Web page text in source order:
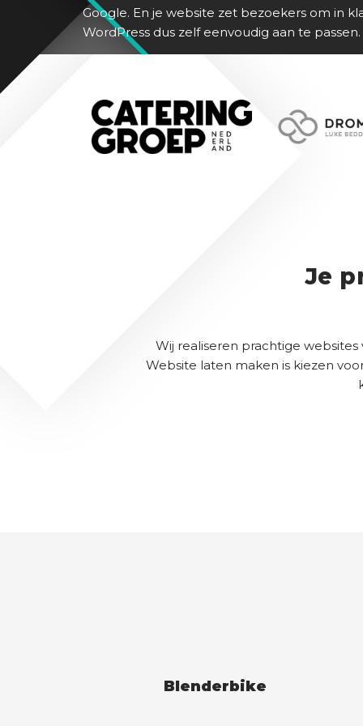
Google. En je website zet bezoekers om in
WordPress dus zelf eenvoudig aan te passen.
Je
Wij realiseren prachtige websites
Website laten maken is kiezen
Blenderbike